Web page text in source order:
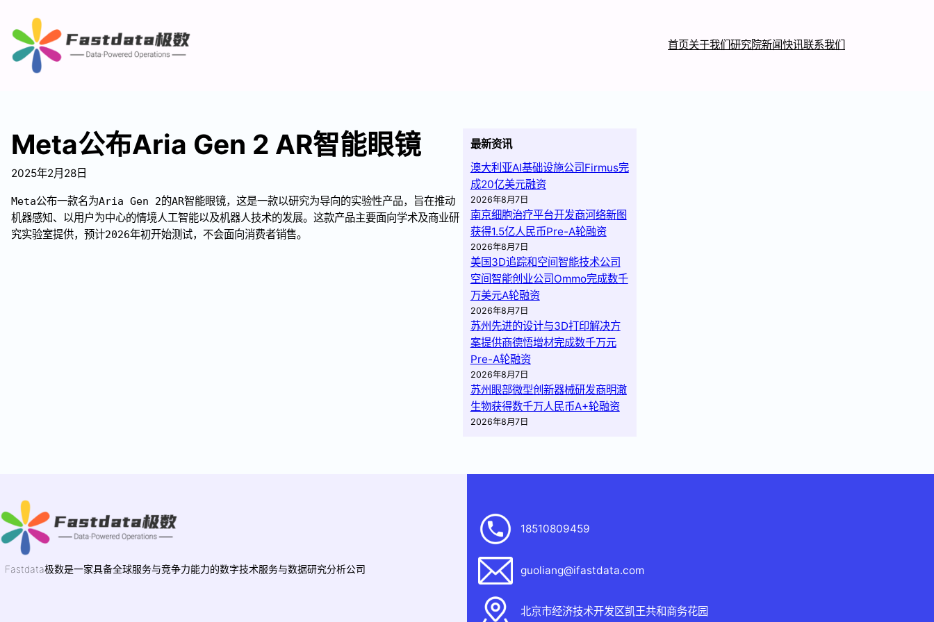
首页关于我们 研究院新闻快讯联系我们
Meta公布Aria Gen 2 AR智能眼镜
2025年2月28日
Meta公布一款名为Aria Gen 2的AR智能眼镜，这是一款以研究为导向的实验性产品，旨在推动
机器感知、以用户为中心的情境人工智能以及机器人技术的发展。这款产品主要面向学术及商业研
究实验室提供，预计2026年初开始测试，不会面向消费者销售。
最新资讯
澳大利亚AI基础设施公司Firmus完
成20亿美元融资
2026年8月7日
南京细胞治疗平台开发商河络新图
获得1.5亿人民币Pre-A轮融资
2026年8月7日
美国3D追踪和空间智能技术公司
空间智能创业公司Ommo完成数千
万美元A轮融资
2026年8月7日
苏州先进的设计与3D打印解决方
案提供商德悟增材完成数千万元
Pre-A轮融资
2026年8月7日
苏州眼部微型创新器械研发商明澈
生物获得数千万人民币A+轮融资
2026年8月7日
Fastdata极数是一家具备全球服务与竞争力能力的数字技术服务与数据研究分析公司
18510809459
guoliang@ifastdata.com
北京市经济技术开发区凯王共和商务花园